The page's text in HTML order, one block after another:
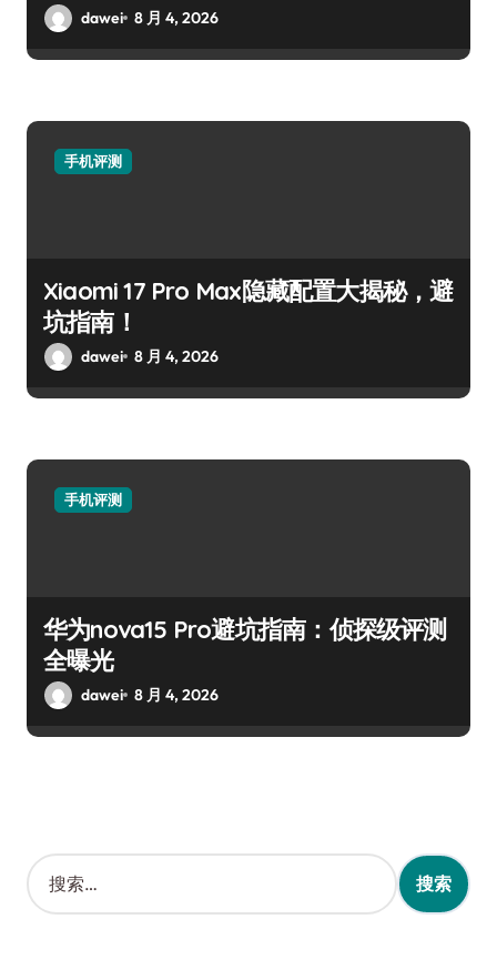
dawei 8 月 4, 2026
手机评测
Xiaomi 17 Pro Max隐藏配置大揭秘，避
坑指南！
dawei 8 月 4, 2026
手机评测
华为nova15 Pro避坑指南：侦探级评测
全曝光
dawei 8 月 4, 2026
搜
索
：